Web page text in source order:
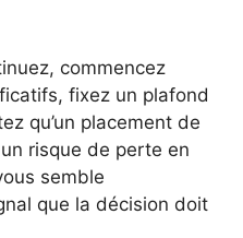
commencez
fixez un plafond
qu’un placement de
risque de perte en
semble
que la décision doit